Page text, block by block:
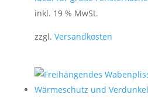
inkl. 19 % MwSt.
zzgl. Versandkosten